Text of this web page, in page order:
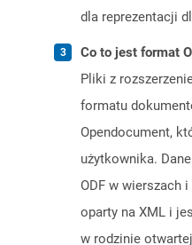
dla reprezentacji
Co to jest format
Pliki z
formatu
Opendocument,
użytkownika.
ODF w wierszach
oparty na XML i
w rodzinie